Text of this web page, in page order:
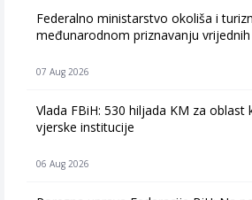
Federalno ministarstvo okoliša i
međunarodnom priznavanju
07 Aug 2026
Vlada FBiH: 530 hiljada KM za
vjerske institucije
06 Aug 2026